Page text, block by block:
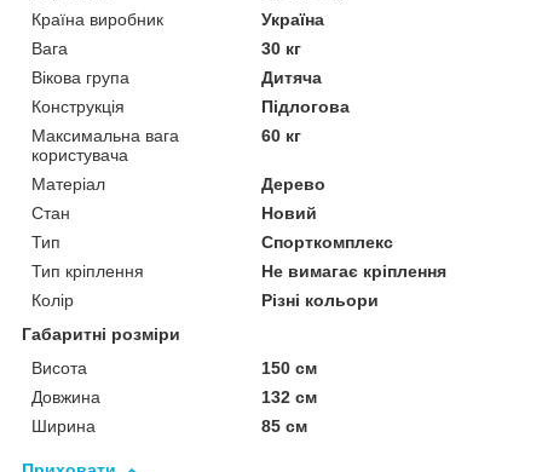
Країна виробник
Україна
Вага
30 кг
Вікова група
Дитяча
Конструкція
Підлогова
Максимальна вага
користувача
60 кг
Матеріал
Дерево
Стан
Новий
Тип
Спорткомплекс
Тип кріплення
Не вимагає кріплення
Колір
Різні кольори
Габаритні розміри
Висота
150 см
Довжина
132 см
Ширина
85 см